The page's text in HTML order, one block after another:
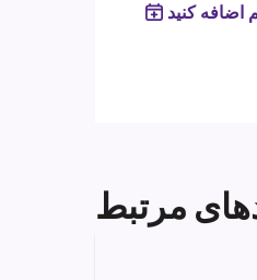
اضافه کنید
مرتبط